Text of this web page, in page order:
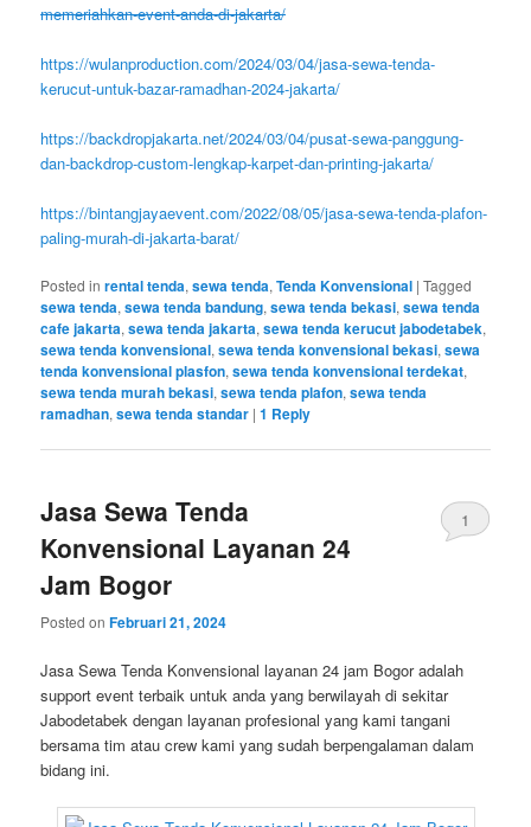
memeriahkan-event-anda-di-jakarta/
https://wulanproduction.com/2024/03/04/jasa-sewa-tenda-
kerucut-untuk-bazar-ramadhan-2024-jakarta/
https://backdropjakarta.net/2024/03/04/pusat-sewa-panggung-
dan-backdrop-custom-lengkap-karpet-dan-printing-jakarta/
https://bintangjayaevent.com/2022/08/05/jasa-sewa-tenda-plafon-
paling-murah-di-jakarta-barat/
Posted in rental tenda,sewa tenda,Tenda Konvensional |Tagged
sewa tenda,sewa tenda bandung,sewa tenda bekasi,sewa tenda
cafe jakarta,sewa tenda jakarta,sewa tenda kerucut jabodetabek,
sewa tenda konvensional,sewa tenda konvensional bekasi,sewa
tenda konvensional plasfon,sewa tenda konvensional terdekat,
sewa tenda murah bekasi,sewa tenda plafon,sewa tenda
ramadhan,sewa tenda standar |1 Reply
Jasa Sewa Tenda
Konvensional Layanan 24
Jam Bogor
Posted onFebruari 21, 2024
1
Jasa Sewa Tenda Konvensional layanan 24 jam Bogor adalah
support event terbaik untuk anda yang berwilayah di sekitar
Jabodetabek dengan layanan profesional yang kami tangani
bersama tim atau crew kami yang sudah berpengalaman dalam
bidang ini.